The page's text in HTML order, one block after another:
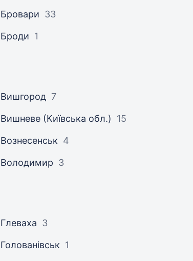
Бровари 33
Броди 1
Вишгород 7
Вишневе (Київська обл.) 15
Вознесенськ 4
Володимир 3
Глеваха 3
Голованівськ 1